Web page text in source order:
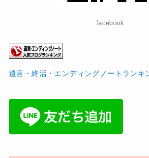
facebook
遺言・終活・エンディングノートランキ